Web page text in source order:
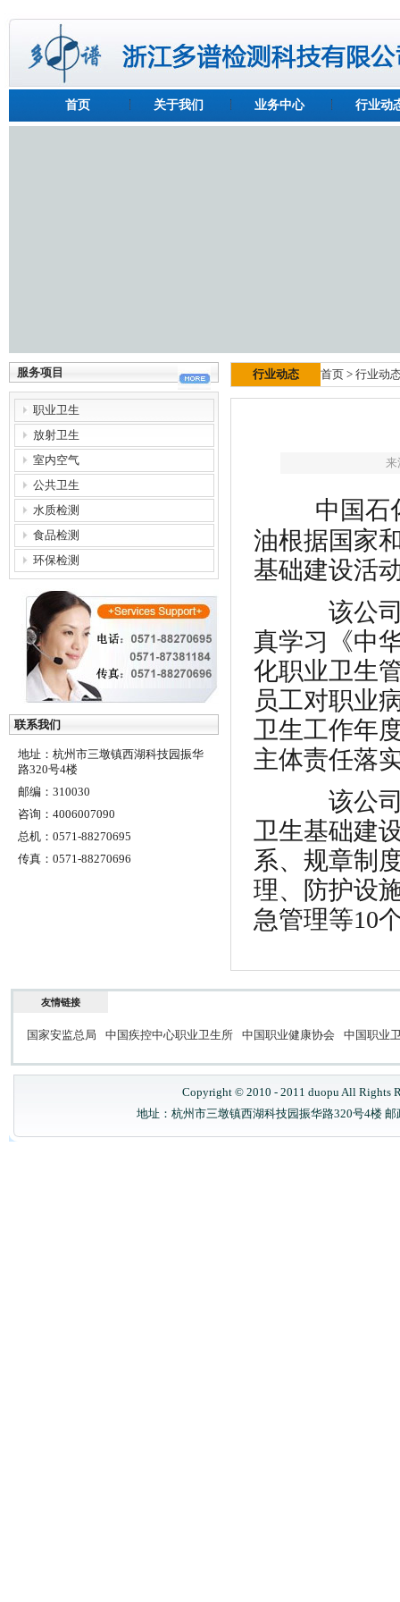
首页 关于我们 业务中心 行业动
服务项目
职业卫生
放射卫生
室内空气
公共卫生
水质检测
食品检测
环保检测
联系我们
地址：杭州市三墩镇西湖科技园振华
路320号4楼
邮编：310030
咨询：4006007090
总机：0571-88270695
传真：0571-88270696
行业动态 首页 > 行业动
来
中国石
油根据国家
基础建设活
该公司
真学习《中
化职业卫生
员工对职业
卫生工作年
主体责任落
该公司
卫生基础建
系、规章制
理、防护设
急管理等10
友情链接
国家安监总局 中国疾控中心职业卫生所 中国职业健康协会 中国职业
Copyright © 2010 - 2011 duopu All Rights
地址：杭州市三墩镇西湖科技园振华路320号4楼